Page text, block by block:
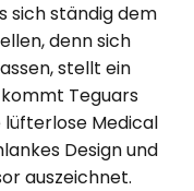
sich ständig dem
denn sich
stellt ein
Teguars
lüfterlose Medical
Design und
auszeichnet.